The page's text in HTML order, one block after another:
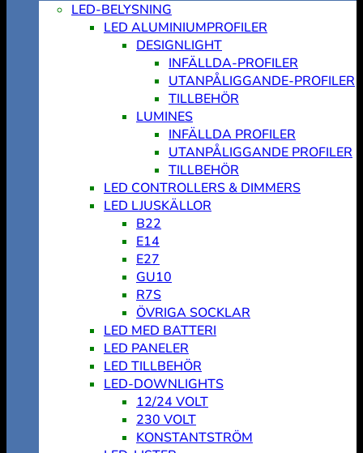
LED-BELYSNING
LED ALUMINIUMPROFILER
DESIGNLIGHT
INFÄLLDA-PROFILER
UTANPÅLIGGANDE-PROFILER
TILLBEHÖR
LUMINES
INFÄLLDA PROFILER
UTANPÅLIGGANDE PROFILER
TILLBEHÖR
LED CONTROLLERS & DIMMERS
LED LJUSKÄLLOR
B22
E14
E27
GU10
R7S
ÖVRIGA SOCKLAR
LED MED BATTERI
LED PANELER
LED TILLBEHÖR
LED-DOWNLIGHTS
12/24 VOLT
230 VOLT
KONSTANTSTRÖM